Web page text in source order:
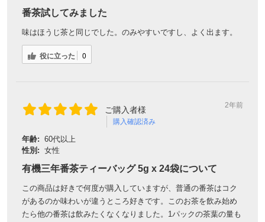
番茶試してみました
味はほうじ茶と同じでした。のみやすいですし、よく出ます。
役に立った 0
ご購入者様
購入確認済み
2年前
年齢: 60代以上
性別: 女性
有機三年番茶ティーバッグ 5g x 24袋について
この商品は好きで何度が購入していますが、普通の番茶はコク
があるのか味わいが違うところ好きです。このお茶を飲み始め
たら他の番茶は飲みたくなくなりました。1パックの茶葉の量も